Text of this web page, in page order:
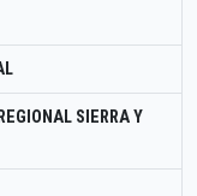
SIERRA Y